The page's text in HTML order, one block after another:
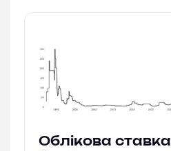
Облікова ставка